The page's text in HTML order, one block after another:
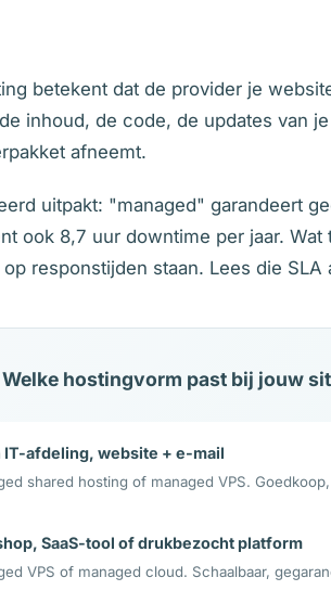
betekent dat de provider je
inhoud, de code, de updates van
afneemt.
uitpakt: "managed" garandeert
ook 8,7 uur downtime per jaar.
responstijden staan. Lees die SLA
Welke hostingvorm past bij jouw
IT-afdeling, website + e-mail
shared hosting of managed VPS.
SaaS-tool of drukbezocht platform
VPS of managed cloud. Schaalbaar,